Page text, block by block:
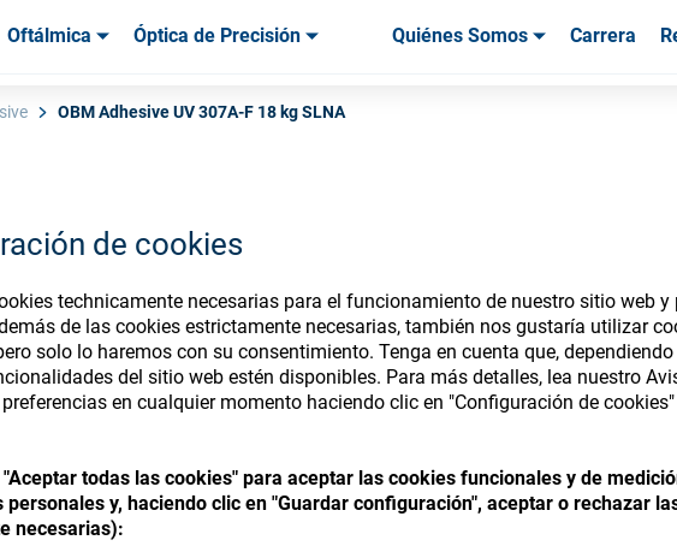
de cookies
technicamente necesarias para el funcionamiento de nuestro sitio web
de las cookies estrictamente necesarias, también nos gustaría utilizar
solo lo haremos con su consentimiento. Tenga en cuenta que,
del sitio web estén disponibles. Para más detalles, lea nuestro
en cualquier momento haciendo clic en "Configuración de
"Aceptar todas las cookies" para aceptar las cookies funcionales y de
y, haciendo clic en "Guardar configuración", aceptar o rechazar
necesarias):
Oftálmica Óptica de Precisión Quiénes Somos Carrera
OBM Adhesive UV 307A-F 18 kg SLNA
Consumables Store
Sign-in to access your accounts and explore
consumables